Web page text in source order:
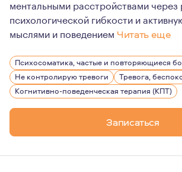
ментальными расстройствами через
психологической гибкости и
мыслями и поведением Читать еще
В личной жизни я придерживаюсь
Имею опыт эмиграции, помогаю в
Считаю, что в каждом человеке
Психосоматика, частые и повторяющиеся
Не контролирую тревоги
Тревога,
Когнитивно-поведенческая терапия (КПТ)
Записаться